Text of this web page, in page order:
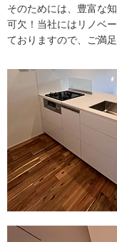
そのためには、豊富な
可欠！当社にはリノベ
ておりますので、ご満